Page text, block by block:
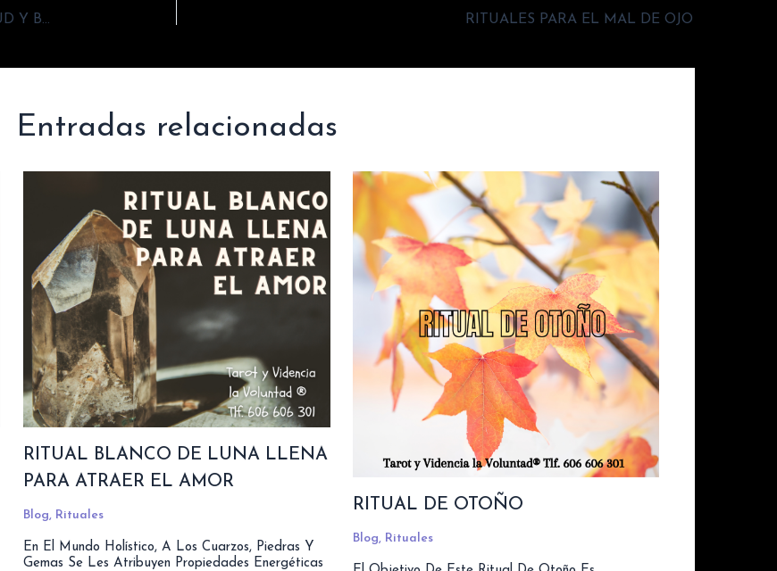
AGUA Y ACEITE DE ROSAS PARA EL AMOR, SALUD Y BELLEZA RITUALES PARA EL MAL DE OJO
Entradas relacionadas
RITUAL BLANCO DE LUNA LLENA
PARA ATRAER EL AMOR
Blog, Rituales
En El Mundo Holístico, A Los Cuarzos, Piedras Y
Gemas Se Les Atribuyen Propiedades Energéticas
RITUAL DE OTOÑO
Blog, Rituales